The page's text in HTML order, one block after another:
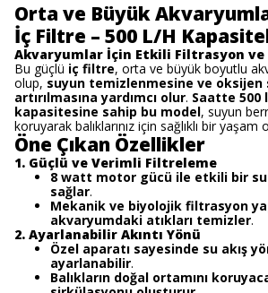
Orta ve Büyük
İç Filtre – 500 L/H
Akvaryumlar İçin Etkili Filtrasyon ve
Bu güçlü iç filtre, orta ve büyük boyutlu
olup, suyun temizlenmesine ve oksijen
artırılmasına yardımcı olur. Saatte
kapasitesine sahip bu model, suyun
koruyarak balıklarınız için sağlıklı bir yaşam
Öne Çıkan Özellikler
1. Güçlü ve Verimli Filtreleme
8 watt motor gücü ile etkili bir
sağlar.
Mekanik ve biyolojik filtrasyon
akvaryumdaki atıkları temizler.
2. Ayarlanabilir Akıntı Yönü
Özel aparatı sayesinde su akış
ayarlanabilir.
Balıkların doğal ortamını